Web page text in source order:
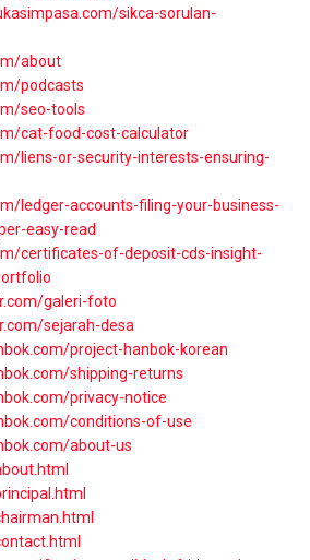
sikca-sorulan-
about
podcasts
seo-tools
cat-food-cost-calculator
liens-or-security-interests-ensuring-
ledger-accounts-filing-your-business-
easy-read
certificates-of-deposit-cds-insight-
galeri-foto
sejarah-desa
project-hanbok-korean
shipping-returns
privacy-notice
conditions-of-use
about-us